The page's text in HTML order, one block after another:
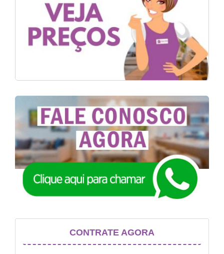
CONTRATE AGORA